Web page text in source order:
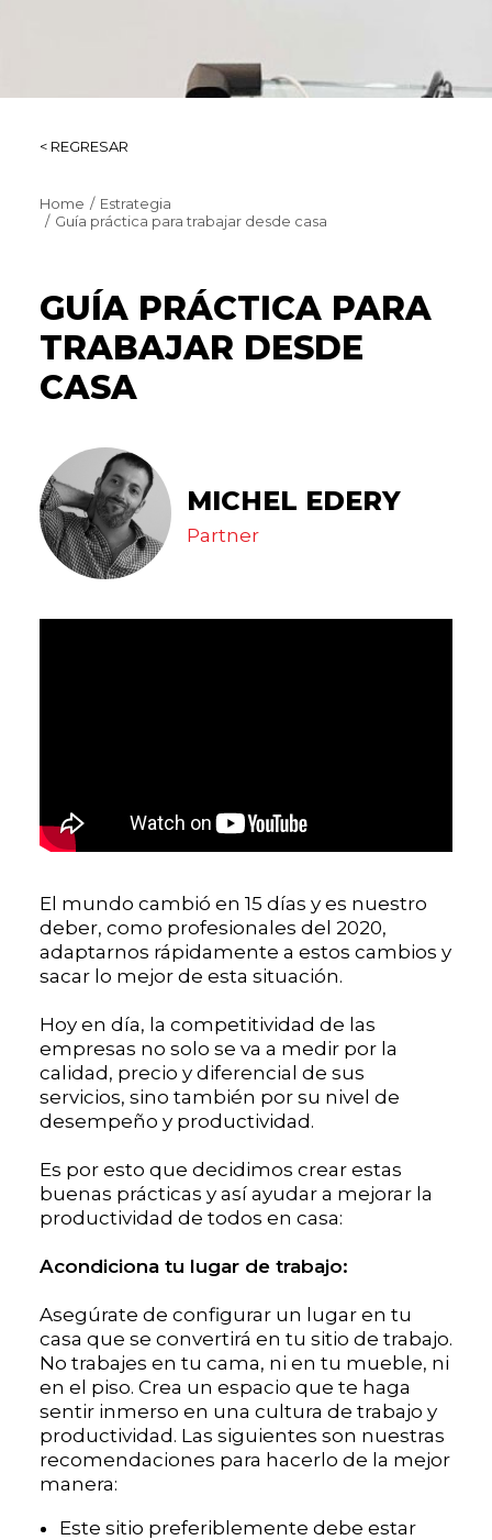
< REGRESAR
Home
Estrategia
Guía práctica para trabajar desde casa
GUÍA PRÁCTICA PARA
TRABAJAR DESDE
CASA
MICHEL EDERY
Partner
El mundo cambió en 15 días y es nuestro
deber, como profesionales del 2020,
adaptarnos rápidamente a estos cambios y
sacar lo mejor de esta situación.
Hoy en día, la competitividad de las
empresas no solo se va a medir por la
calidad, precio y diferencial de sus
servicios, sino también por su nivel de
desempeño y productividad.
Es por esto que decidimos crear estas
buenas prácticas y así ayudar a mejorar la
productividad de todos en casa:
Acondiciona tu lugar de trabajo:
Asegúrate de configurar un lugar en tu
casa que se convertirá en tu sitio de trabajo.
No trabajes en tu cama, ni en tu mueble, ni
en el piso. Crea un espacio que te haga
sentir inmerso en una cultura de trabajo y
productividad. Las siguientes son nuestras
recomendaciones para hacerlo de la mejor
manera:
Este sitio preferiblemente debe estar